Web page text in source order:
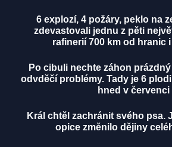
6 explozí, 4 požáry, peklo na
zdevastovali jednu z pěti
rafinerií 700 km od hranic
Po cibuli nechte záhon
odvděčí problémy. Tady je 6
hned v červenci
Král chtěl zachránit svého psa.
opice změnilo dějiny